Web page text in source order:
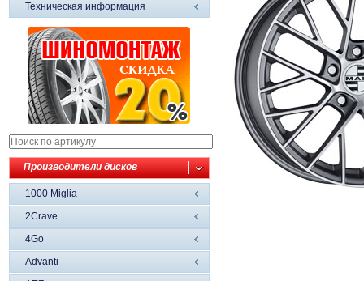
Техническая информация
Производители дисков
1000 Miglia
2Crave
4Go
Advanti